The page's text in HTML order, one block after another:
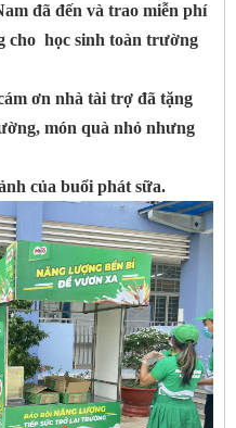
đã đến và trao miễn phí
cho học sinh toàn trường
ơn nhà tài trợ đã tặng
món quà nhỏ nhưng
của buổi phát sữa.